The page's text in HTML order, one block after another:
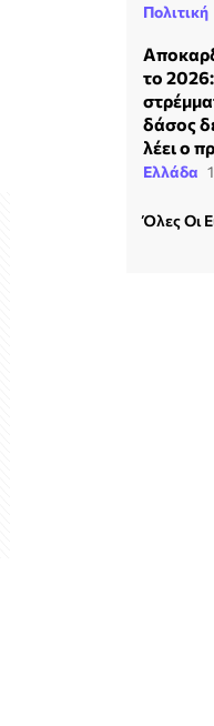
Πολιτική
το
δάσος
λέει ο
Ελλάδα
Όλες Οι